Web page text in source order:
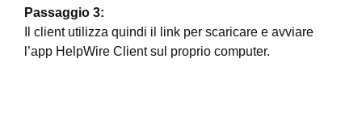
Passaggio 3:
Il client utilizza quindi il link per scaricare e avviare
l’app HelpWire Client sul proprio computer.